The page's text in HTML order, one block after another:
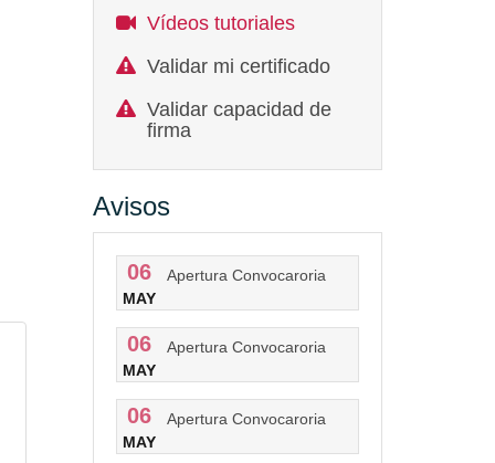
Vídeos tutoriales
Validar mi certificado
Validar capacidad de
firma
Avisos
06
MAY
Apertura Convocaroria
06
MAY
Apertura Convocaroria
06
MAY
Apertura Convocaroria